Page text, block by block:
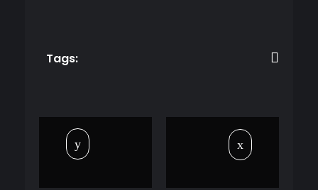
Tags: